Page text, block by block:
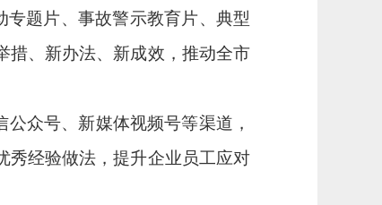
专题片、事故警示教育片、典型
措、新办法、新成效，推动全市
众号、新媒体视频号等渠道，
秀经验做法，提升企业员工应对